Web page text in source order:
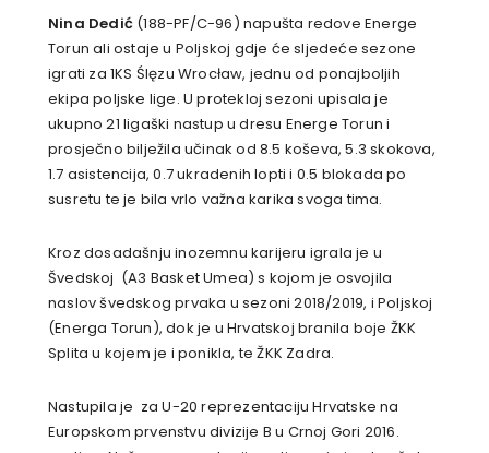
Nina Dedić (188-PF/C-96) napušta redove Energe
Torun ali ostaje u Poljskoj gdje će sljedeće sezone
igrati za 1KS Ślęzu Wrocław, jednu od ponajboljih
ekipa poljske lige. U protekloj sezoni upisala je
ukupno 21 ligaški nastup u dresu Energe Torun i
prosječno bilježila učinak od 8.5 koševa, 5.3 skokova,
1.7 asistencija, 0.7 ukradenih lopti i 0.5 blokada po
susretu te je bila vrlo važna karika svoga tima.
Kroz dosadašnju inozemnu karijeru igrala je u
Švedskoj (A3 Basket Umea) s kojom je osvojila
naslov švedskog prvaka u sezoni 2018/2019, i Poljskoj
(Energa Torun), dok je u Hrvatskoj branila boje ŽKK
Splita u kojem je i ponikla, te ŽKK Zadra.
Nastupila je za U-20 reprezentaciju Hrvatske na
Europskom prvenstvu divizije B u Crnoj Gori 2016.